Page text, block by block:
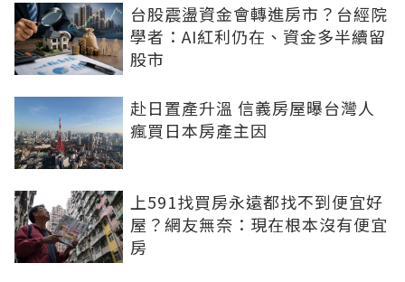
台股震盪資金會轉進房市？台經院
學者：AI紅利仍在、資金多半續留
股市
赴日置產升溫 信義房屋曝台灣人
瘋買日本房產主因
上591找買房永遠都找不到便宜好
屋？網友無奈：現在根本沒有便宜
房